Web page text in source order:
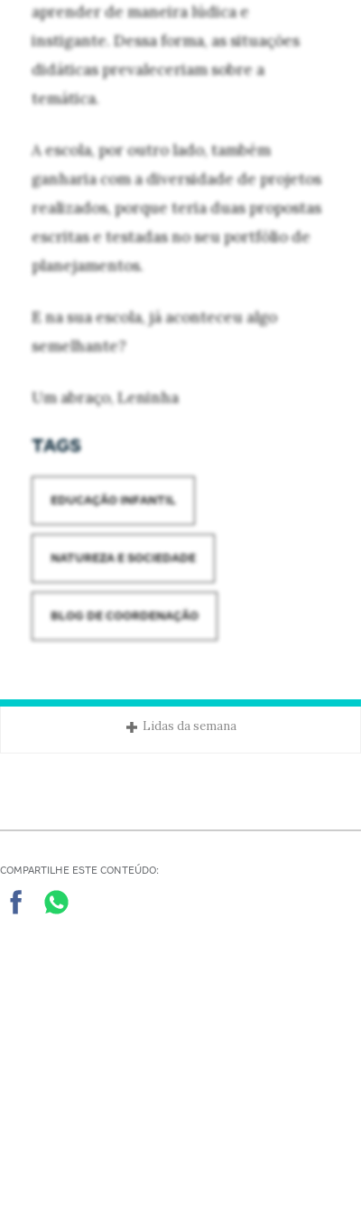
aprender de maneira lúdica e
instigante. Dessa forma, as situações
didáticas prevaleceriam sobre a
temática.
A escola, por outro lado, também
ganharia com a diversidade de projetos
realizados, porque teria duas propostas
escritas e testadas no seu portfólio de
planejamentos.
E na sua escola, já aconteceu algo
semelhante?
Um abraço, Leninha
TAGS
EDUCAÇÃO INFANTIL
NATUREZA E SOCIEDADE
BLOG DE COORDENAÇÃO
Lidas da semana
COMPARTILHE ESTE CONTEÚDO: